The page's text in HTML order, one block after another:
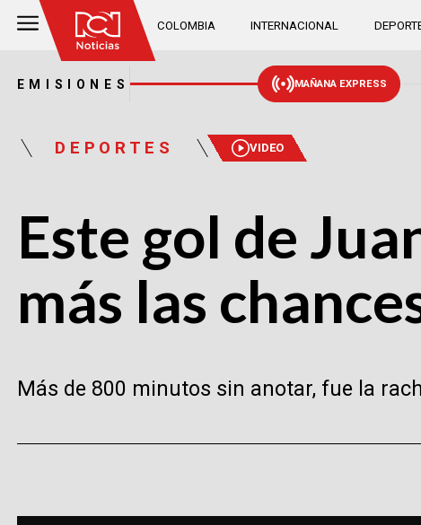
COLOMBIA INTERNACIONAL
EMISIONES MAÑANA EXPRESS
DEPORTES VIDEO
Este gol de
más las
Más de 800 minutos sin anotar, fue la